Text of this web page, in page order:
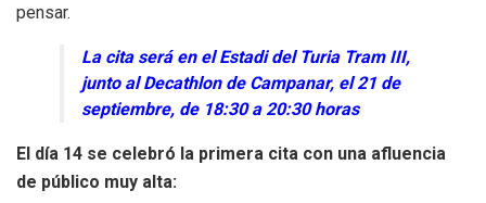
pensar.
La cita será en el Estadi del Turia Tram III,
junto al Decathlon de Campanar, el 21 de
septiembre, de 18:30 a 20:30 horas
El día 14 se celebró la primera cita con una afluencia
de público muy alta: